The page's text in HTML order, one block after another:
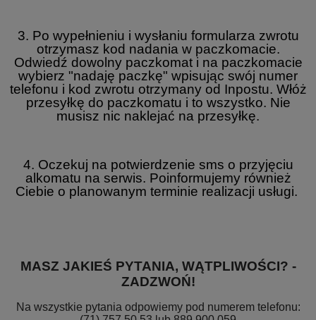
3. Po wypełnieniu i wysłaniu formularza zwrotu
otrzymasz kod nadania w paczkomacie.
Odwiedź dowolny paczkomat i na paczkomacie
wybierz "nadaję paczkę" wpisując swój numer
telefonu i kod zwrotu otrzymany od Inpostu. Włóż
przesyłkę do paczkomatu i to wszystko. Nie
musisz nic naklejać na przesyłkę.
4. Oczekuj na potwierdzenie sms o przyjęciu
alkomatu na serwis. Poinformujemy również
Ciebie o planowanym terminie realizacji usługi.
MASZ JAKIEŚ PYTANIA, WĄTPLIWOŚCI? -
ZADZWOŃ!
Na wszystkie pytania odpowiemy pod numerem telefonu: